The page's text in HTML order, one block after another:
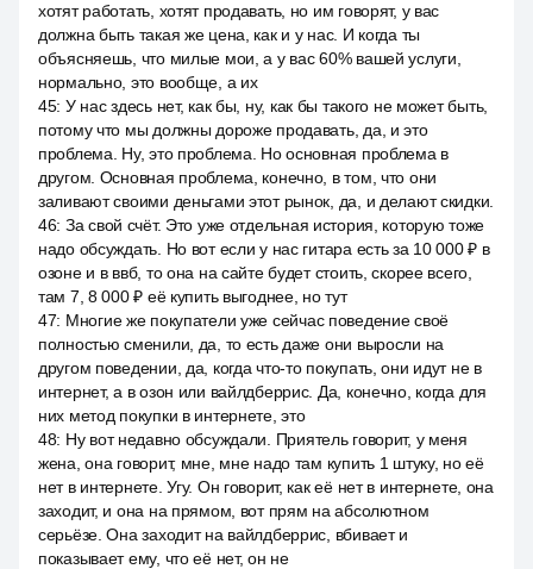
хотят работать, хотят продавать, но им говорят, у вас
должна быть такая же цена, как и у нас. И когда ты
объясняешь, что милые мои, а у вас 60% вашей услуги,
нормально, это вообще, а их
45: У нас здесь нет, как бы, ну, как бы такого не может быть,
потому что мы должны дороже продавать, да, и это
проблема. Ну, это проблема. Но основная проблема в
другом. Основная проблема, конечно, в том, что они
заливают своими деньгами этот рынок, да, и делают скидки.
46: За свой счёт. Это уже отдельная история, которую тоже
надо обсуждать. Но вот если у нас гитара есть за 10 000 ₽ в
озоне и в ввб, то она на сайте будет стоить, скорее всего,
там 7, 8 000 ₽ её купить выгоднее, но тут
47: Многие же покупатели уже сейчас поведение своё
полностью сменили, да, то есть даже они выросли на
другом поведении, да, когда что-то покупать, они идут не в
интернет, а в озон или вайлдберрис. Да, конечно, когда для
них метод покупки в интернете, это
48: Ну вот недавно обсуждали. Приятель говорит, у меня
жена, она говорит, мне, мне надо там купить 1 штуку, но её
нет в интернете. Угу. Он говорит, как её нет в интернете, она
заходит, и она на прямом, вот прям на абсолютном
серьёзе. Она заходит на вайлдберрис, вбивает и
показывает ему, что её нет, он не